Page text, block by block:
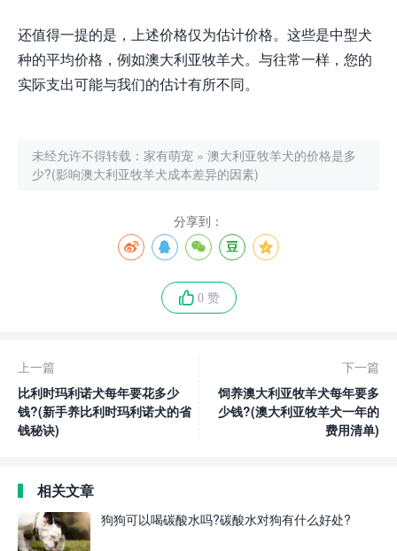
还值得一提的是，上述价格仅为估计价格。这些是中型犬
种的平均价格，例如澳大利亚牧羊犬。与往常一样，您的
实际支出可能与我们的估计有所不同。
未经允许不得转载： 家有萌宠 » 澳大利亚牧羊犬的价格是多
少?(影响澳大利亚牧羊犬成本差异的因素)
分享到：
0 赞
上一篇
比利时玛利诺犬每年要花多少
钱?(新手养比利时玛利诺犬的省
钱秘诀)
下一篇
饲养澳大利亚牧羊犬每年要多
少钱?(澳大利亚牧羊犬一年的
费用清单)
相关文章
狗狗可以喝碳酸水吗?碳酸水对狗有什么好处?